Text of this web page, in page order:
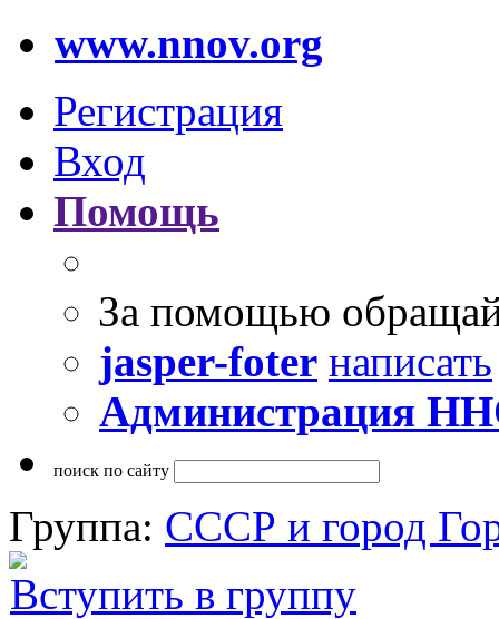
www.nnov.org
Регистрация
Вход
Помощь
За помощью
jasper-foter написать
Администрация
поиск по сайту
Группа: СССР и город
Вступить в группу